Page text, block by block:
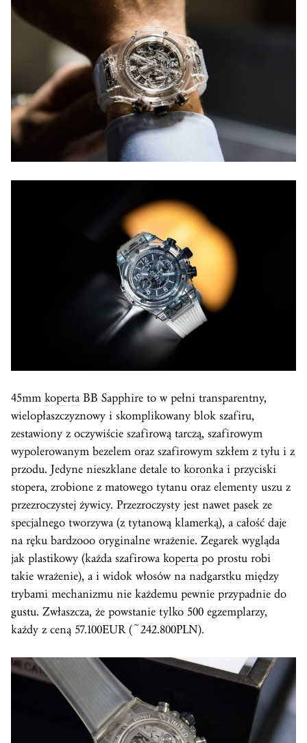
45mm koperta BB Sapphire to w pełni transparentny,
wielopłaszczyznowy i skomplikowany blok szafiru,
zestawiony z oczywiście szafirową tarczą, szafirowym
wypolerowanym bezelem oraz szafirowym szkłem z tyłu i z
przodu. Jedyne nieszklane detale to koronka i przyciski
stopera, zrobione z matowego tytanu oraz elementy uszu z
przezroczystej żywicy. Przezroczysty jest nawet pasek ze
specjalnego tworzywa (z tytanową klamerką), a całość daje
na ręku bardzooo oryginalne wrażenie. Zegarek wygląda
jak plastikowy (każda szafirowa koperta po prostu robi
takie wrażenie), a i widok włosów na nadgarstku między
trybami mechanizmu nie każdemu pewnie przypadnie do
gustu. Zwłaszcza, że powstanie tylko 500 egzemplarzy,
każdy z ceną 57.100EUR (~242.800PLN).